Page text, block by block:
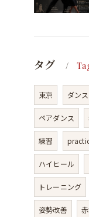
タグ
東京 ダンス
ペアダンス
練習
ハイヒール
トレーニング
姿勢改善